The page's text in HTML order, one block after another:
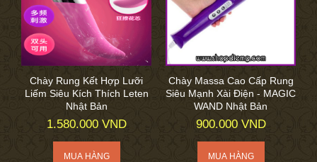
Chày Rung Kết Hợp Lưỡi
Liếm Siêu Kích Thích Leten
Nhật Bản
1.580.000 VND
Chày Massa Cao Cấp Rung
Siêu Mạnh Xài Điện - MAGIC
WAND Nhật Bản
900.000 VND